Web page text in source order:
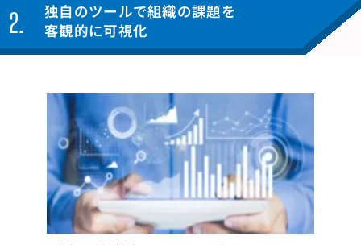
2. 独自のツールで組織の課題を
客観的に可視化